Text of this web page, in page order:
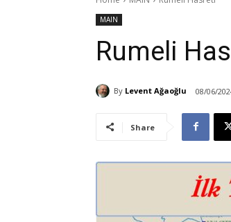
MAIN
Rumeli
By Levent Ağaoğlu 08/06/
Share